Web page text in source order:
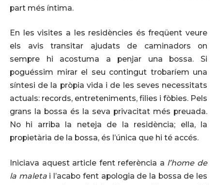
part més íntima.
En les visites a les residències és freqüent veure
els avis transitar ajudats de caminadors on
sempre hi acostuma a penjar una bossa. Si
poguéssim mirar el seu contingut trobaríem una
síntesi de la pròpia vida i de les seves necessitats
actuals: records, entreteniments, filies i fòbies. Pels
grans la bossa és la seva privacitat més preuada.
No hi arriba la neteja de la residència; ella, la
propietària de la bossa, és l’única que hi té accés.
Iniciava aquest article fent referència a l’home de
la maletai l’acabo fent apologia de la bossa de les